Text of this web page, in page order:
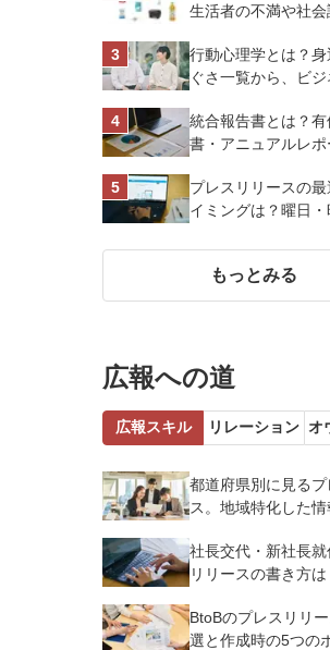
生活者の不満や社会
スオーヤマ株式会社
行動心理学とは？身
ぐさ一覧から、ビジ
統合報告書とは？
書・アニュアルレポ
プレスリリースの最
イミングは？曜日・
化させよう
もっとみる
広報への道
広報スキル リレーション オ
都道府県別に見る
ス。地域特化した情
社長交代・新社長就
リリースの書き方は
BtoBのプレスリリ
選と作成時の5つの